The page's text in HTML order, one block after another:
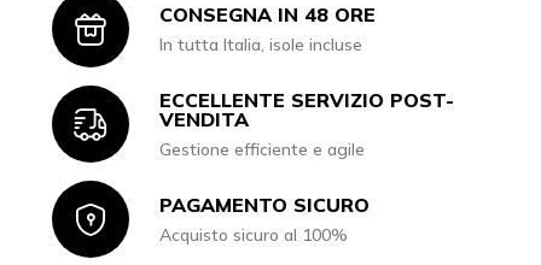
IconCONSEGNA IN 48 ORE
In tutta Italia, isole incluse
Icon
ECCELLENTE SERVIZIO POST-
VENDITA
Gestione efficiente e agile
IconPAGAMENTO SICURO
Acquisto sicuro al 100%